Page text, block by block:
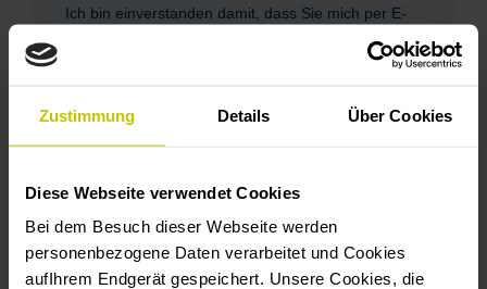
Zustimmung Details Über Cookies
Diese Webseite verwendet Cookies
Bei dem Besuch dieser Webseite werden
personenbezogene Daten verarbeitet und Cookies
aufIhrem Endgerät gespeichert. Unsere Cookies, die
Ich bin einverstanden damit, dass Sie mich per E-
Sie können sich in jedem Newsletter aus der
geschickt werden.Hier erfahren Sie mehr über die
Datenschutzrichtlinien von Mailchimp.
*Pflichtfelder